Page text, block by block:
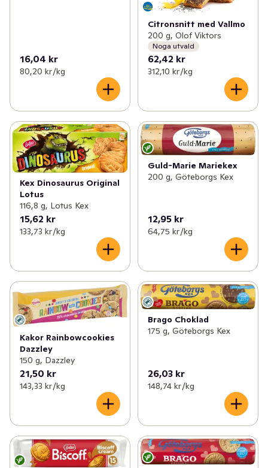
16,04 kr
80,20 kr /kg
Citronsnitt med Vallmo
200 g, Olof Viktors
Noga utvald
62,42 kr
312,10 kr /kg
Kex Dinosaurus Original
Lotus
116,8 g, Lotus Kex
15,62 kr
133,73 kr /kg
Guld-Marie Mariekex
200 g, Göteborgs Kex
12,95 kr
64,75 kr /kg
Kakor Rainbowcookies
Dazzley
150 g, Dazzley
21,50 kr
143,33 kr /kg
Brago Choklad
175 g, Göteborgs Kex
26,03 kr
148,74 kr /kg